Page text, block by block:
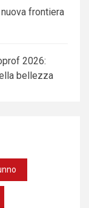
frontiera
2026:
bellezza